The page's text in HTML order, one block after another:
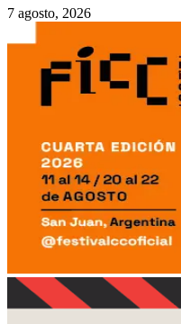
7 agosto, 2026